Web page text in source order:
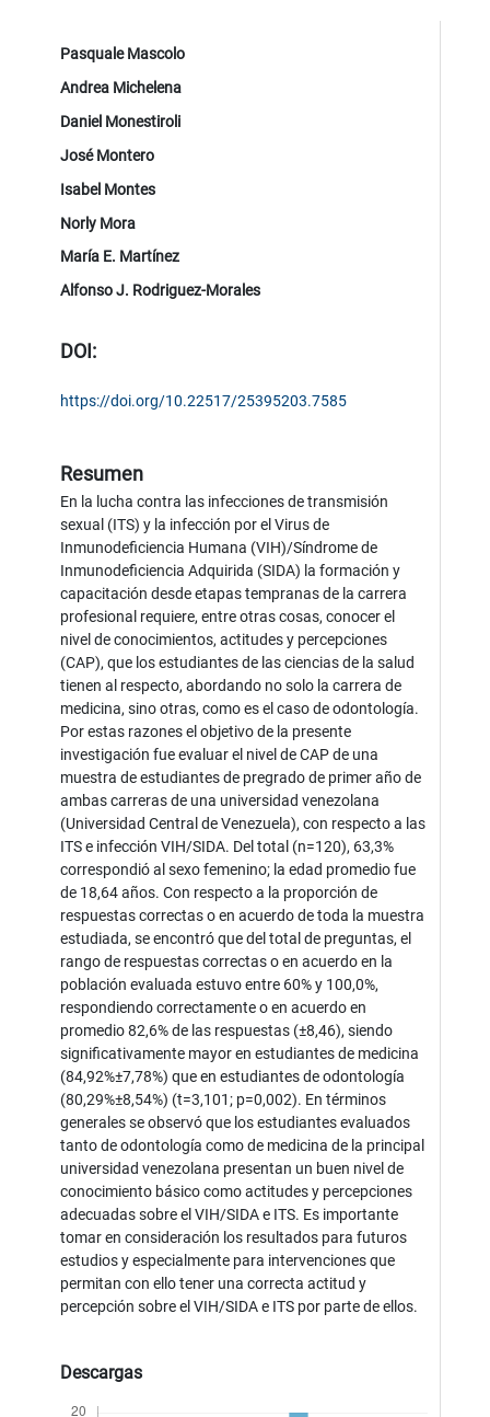
Pasquale Mascolo
Andrea Michelena
Daniel Monestiroli
José Montero
Isabel Montes
Norly Mora
María E. Martínez
Alfonso J. Rodriguez-Morales
DOI:
https://doi.org/10.22517/25395203.7585
Resumen
En la lucha contra las infecciones de transmisión
sexual (ITS) y la infección por el Virus de
Inmunodeficiencia Humana (VIH)/Síndrome de
Inmunodeficiencia Adquirida (SIDA) la formación y
capacitación desde etapas tempranas de la carrera
profesional requiere, entre otras cosas, conocer el
nivel de conocimientos, actitudes y percepciones
(CAP), que los estudiantes de las ciencias de la salud
tienen al respecto, abordando no solo la carrera de
medicina, sino otras, como es el caso de odontología.
Por estas razones el objetivo de la presente
investigación fue evaluar el nivel de CAP de una
muestra de estudiantes de pregrado de primer año de
ambas carreras de una universidad venezolana
(Universidad Central de Venezuela), con respecto a las
ITS e infección VIH/SIDA. Del total (n=120), 63,3%
correspondió al sexo femenino; la edad promedio fue
de 18,64 años. Con respecto a la proporción de
respuestas correctas o en acuerdo de toda la muestra
estudiada, se encontró que del total de preguntas, el
rango de respuestas correctas o en acuerdo en la
población evaluada estuvo entre 60% y 100,0%,
respondiendo correctamente o en acuerdo en
promedio 82,6% de las respuestas (±8,46), siendo
significativamente mayor en estudiantes de medicina
(84,92%±7,78%) que en estudiantes de odontología
(80,29%±8,54%) (t=3,101; p=0,002). En términos
generales se observó que los estudiantes evaluados
tanto de odontología como de medicina de la principal
universidad venezolana presentan un buen nivel de
conocimiento básico como actitudes y percepciones
adecuadas sobre el VIH/SIDA e ITS. Es importante
tomar en consideración los resultados para futuros
estudios y especialmente para intervenciones que
permitan con ello tener una correcta actitud y
percepción sobre el VIH/SIDA e ITS por parte de ellos.
Descargas